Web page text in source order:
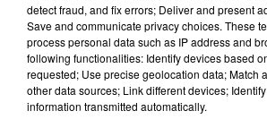
Stars'Terre 2026 : Philippe
les ambitions d'un...
À quelques semaines de la
Stars'Terre, organisée du 18 au 20
detect fraud, and fix errors; Deliver and present
Save and communicate privacy choices. These
process personal data such as IP address and
following functionalities: Identify devices based
requested; Use precise geolocation data; Match
other data sources; Link different devices;
information transmitted automatically.